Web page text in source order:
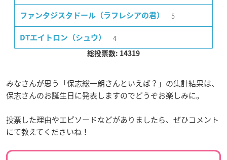
ファンタジスタドール（ラフレシアの君） 5
DTエイトロン（シュウ） 4
総投票数: 14319
みなさんが思う「保志総一朗さんといえば？」の集計結果は、
保志さんのお誕生日に発表しますのでどうぞお楽しみに。
投票した理由やエピソードなどがありましたら、ぜひコメント
にて教えてくださいね！